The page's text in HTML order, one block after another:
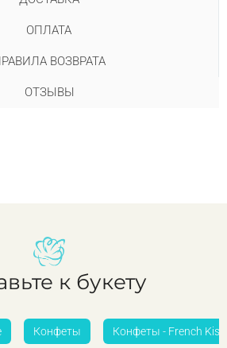
ОПЛАТА
ВОЗВРАТА
ОТЗЫВЫ
к букету
Конфеты Конфеты - French Kiss